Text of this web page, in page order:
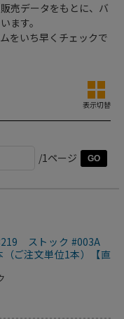
売データをもとに、バ
ます。
をいち早くチェックで
表示切替
/1ページ GO
ストック #003A
ご注文単位1本）【直